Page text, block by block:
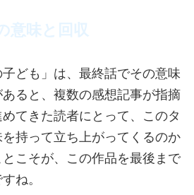
意味と回収
ども」は、最終話でその意味
ると、複数の感想記事が指摘
てきた読者にとって、このタ
持って立ち上がってくるのか
こそが、この作品を最後まで
ね。